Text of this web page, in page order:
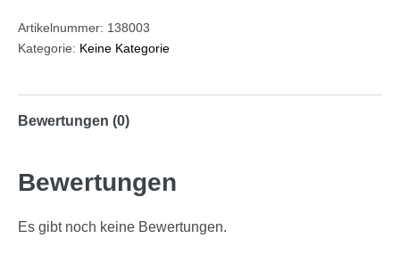
Artikelnummer: 138003
Kategorie: Keine Kategorie
Bewertungen (0)
Bewertungen
Es gibt noch keine Bewertungen.